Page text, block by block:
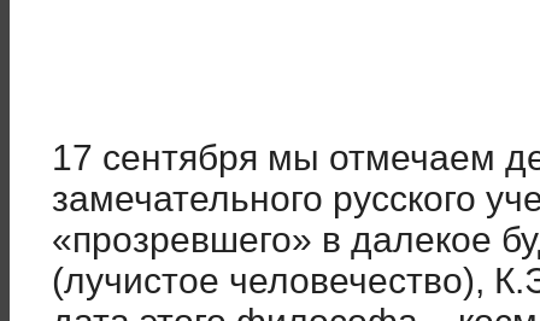
17 сентября мы отмечаем
замечательного русского
«прозревшего» в далекое
(лучистое человечество),